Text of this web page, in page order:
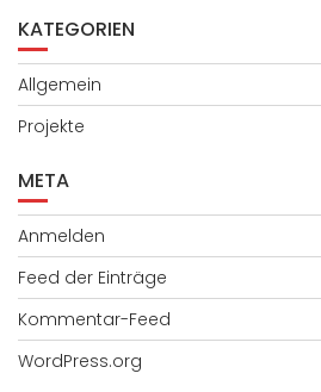
KATEGORIEN
Allgemein
Projekte
META
Anmelden
Feed der Einträge
Kommentar-Feed
WordPress.org